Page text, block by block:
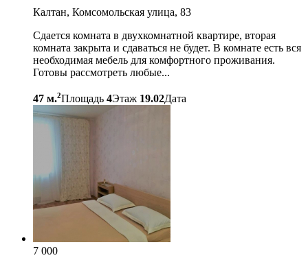
Калтан, Комсомольская улица, 83
Сдается комната в двухкомнатной квартире, вторая
комната закрыта и сдаваться не будет. В комнате есть вся
необходимая мебель для комфортного проживания.
Готовы рассмотреть любые...
47 м.2Площадь 4Этаж 19.02Дата
7 000